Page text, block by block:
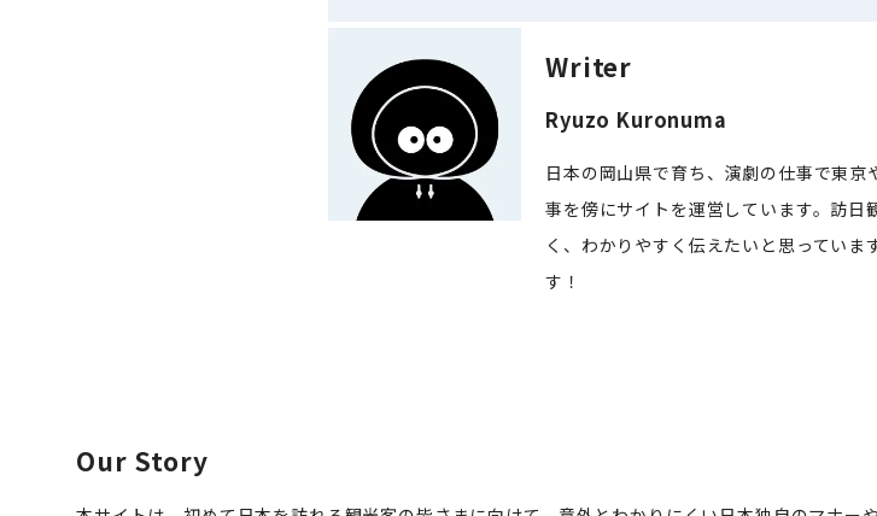
Writer
Ryuzo Kuronuma
日本の岡山県で育ち、演劇の仕事で東
事を傍にサイトを運営しています。訪
く、わかりやすく伝えたいと思ってい
す！
Our Story